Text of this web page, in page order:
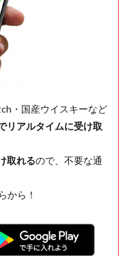
・国産ウイスキーなど
リアルタイムに受け取
取れるので、不要な通
から！